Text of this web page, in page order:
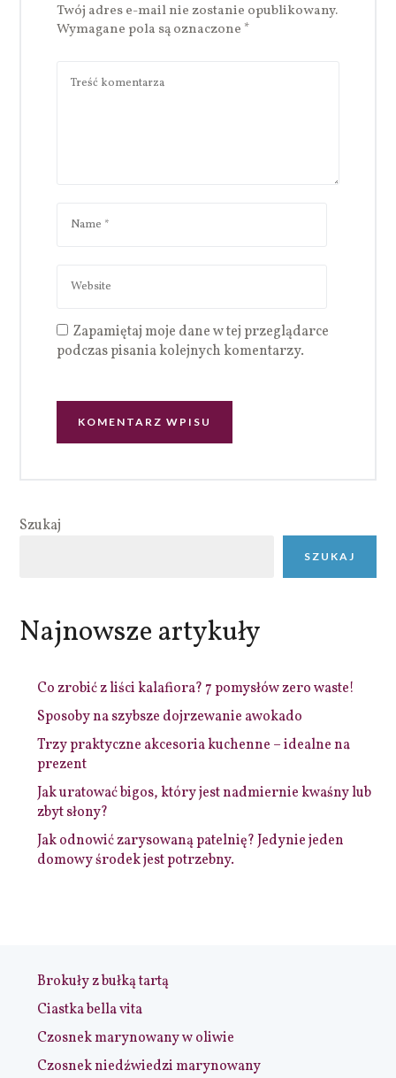
Twój adres e-mail nie zostanie opublikowany.
Wymagane pola są oznaczone *
Zapamiętaj moje dane w tej przeglądarce
podczas pisania kolejnych komentarzy.
Szukaj
SZUKAJ
Najnowsze artykuły
Co zrobić z liści kalafiora? 7 pomysłów zero waste!
Sposoby na szybsze dojrzewanie awokado
Trzy praktyczne akcesoria kuchenne – idealne na
prezent
Jak uratować bigos, który jest nadmiernie kwaśny lub
zbyt słony?
Jak odnowić zarysowaną patelnię? Jedynie jeden
domowy środek jest potrzebny.
Brokuły z bułką tartą
Ciastka bella vita
Czosnek marynowany w oliwie
Czosnek niedźwiedzi marynowany